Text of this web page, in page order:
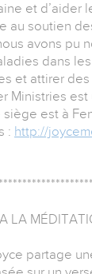
et d’aider
au soutien
avons pu
dans
et attirer
Ministries
est à
: http://
LA
partage